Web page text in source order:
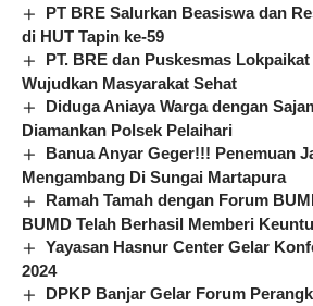
PT BRE Salurkan Beasiswa dan
di HUT Tapin ke-59
PT. BRE dan Puskesmas
Wujudkan Masyarakat Sehat
Diduga Aniaya Warga dengan
Diamankan Polsek Pelaihari
Banua Anyar Geger!!! Penemuan
Mengambang Di Sungai Martapura
Ramah Tamah dengan Forum
BUMD Telah Berhasil Memberi
Yayasan Hasnur Center Gelar
2024
DPKP Banjar Gelar Forum